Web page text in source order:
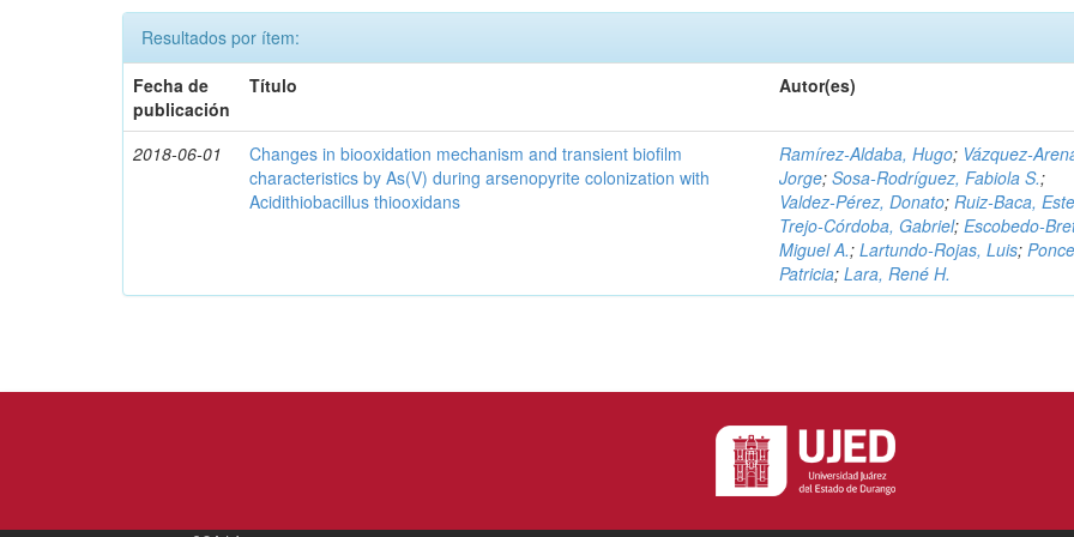
Resultados por ítem:
Fecha de
publicación
Título Autor(es)
2018-06-01
Changes in biooxidation mechanism and transient biofilm
characteristics by As(V) during arsenopyrite colonization with
Acidithiobacillus thiooxidans
Ramírez‑Aldaba, Hugo;
Jorge;Sosa‑Rodríguez, Fabiola S.;
Valdez‑Pérez, Donato;Ruiz‑Baca,
Trejo‑Córdoba, Gabriel;
Miguel A.;Lartundo‑Rojas, Luis;
Patricia;Lara, René H.